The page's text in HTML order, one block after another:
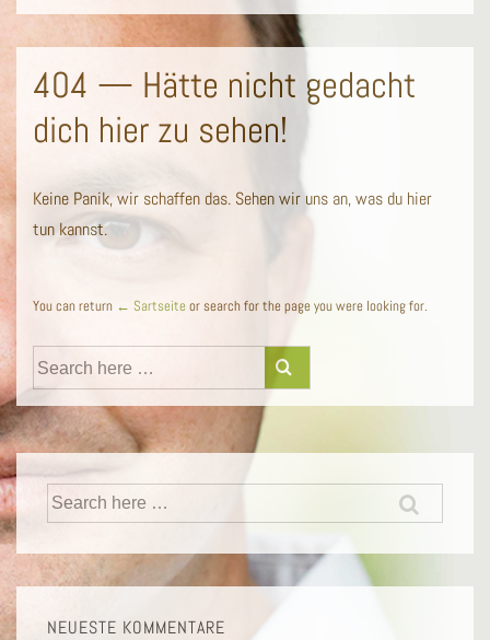
404 — Hätte nicht gedacht
dich hier zu sehen!
Keine Panik, wir schaffen das. Sehen wir uns an, was du hier
tun kannst.
You can return ← Sartseite or search for the page you were looking for.
Suche
nach:
Suche
nach:
NEUESTE KOMMENTARE